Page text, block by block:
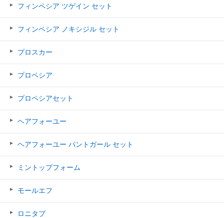
フィンペシア ツゲイン セット
フィンペシア ノキシジル セット
プロスカー
プロペシア
プロペシアセット
ヘアフォーユー
ヘアフォーユー パントガール セット
ミントップフォーム
モールエフ
ロニタブ